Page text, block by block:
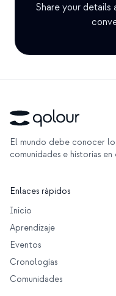
Qubits reales
Undergraduate
RECURSOS
Actividades
Aprendizaje
Share your
El mundo debe conocer
comunidades e historias
Enlaces rápidos
Inicio
Aprendizaje
Eventos
Cronologías
Comunidades